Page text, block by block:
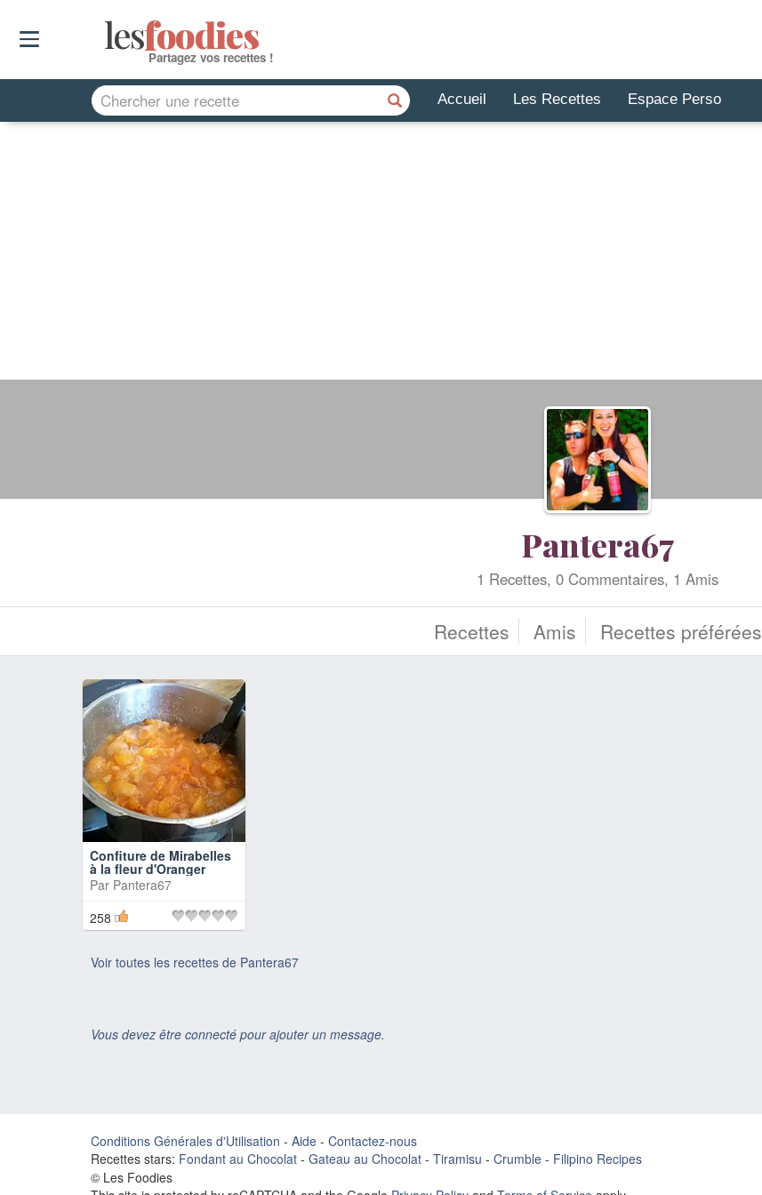
lesfoodies
Partagez vos recettes !
Accueil Les Recettes Espace Perso
Pantera67
1 Recettes, 0 Commentaires, 1 Amis
Recettes Amis Recettes préférées
Confiture de Mirabelles
à la fleur d'Oranger
Par Pantera67
258
Voir toutes les recettes de Pantera67
Vous devez être connecté pour ajouter un message.
Conditions Générales d'Utilisation - Aide - Contactez-nous
Recettes stars: Fondant au Chocolat - Gateau au Chocolat - Tiramisu - Crumble - Filipino Recipes
© Les Foodies